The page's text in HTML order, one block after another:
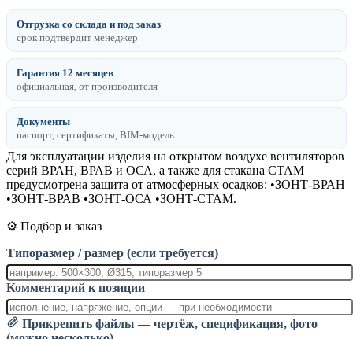
Отгрузка со склада и под заказ
срок подтвердит менеджер
Гарантия 12 месяцев
официальная, от производителя
Документы
паспорт, сертификаты, BIM-модель
Для эксплуатации изделия на открытом воздухе вентиляторов
серий ВРАН, ВРАВ и ОСА, а также для стакана СТАМ
предусмотрена защита от атмосферных осадков: •ЗОНТ-ВРАН
•ЗОНТ-ВРАВ •ЗОНТ-ОСА •ЗОНТ-СТАМ.
⚙️ Подбор и заказ
Типоразмер / размер (если требуется)
Комментарий к позиции
Прикрепить файлы — чертёж, спецификация, фото